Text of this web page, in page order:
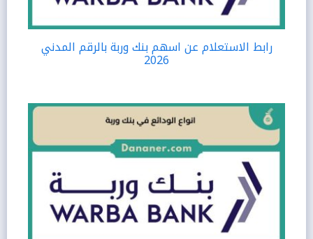
رابط الاستعلام عن اسهم بنك وربة بالرقم المدني
2026